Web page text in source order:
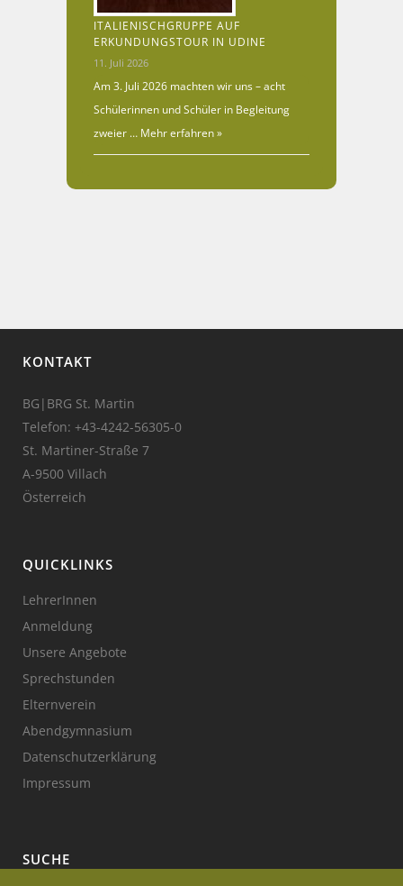
ITALIENISCHGRUPPE AUF
ERKUNDUNGSTOUR IN UDINE
11. Juli 2026
Am 3. Juli 2026 machten wir uns – acht
Schülerinnen und Schüler in Begleitung
zweier … Mehr erfahren »
KONTAKT
BG|BRG St. Martin
Telefon: +43-4242-56305-0
St. Martiner-Straße 7
A-9500 Villach
Österreich
QUICKLINKS
LehrerInnen
Anmeldung
Unsere Angebote
Sprechstunden
Elternverein
Abendgymnasium
Datenschutzerklärung
Impressum
SUCHE